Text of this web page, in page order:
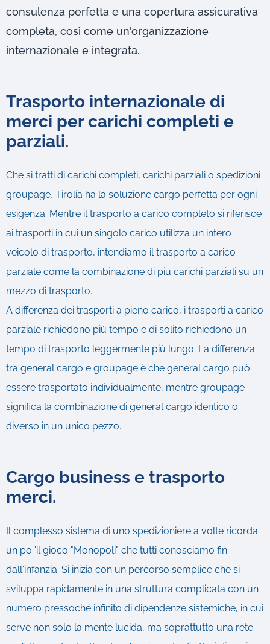
consulenza perfetta e una copertura assicurativa
completa, così come un'organizzazione
internazionale e integrata.
Trasporto internazionale di
merci per carichi completi e
parziali.
Che si tratti di carichi completi, carichi parziali o spedizioni
groupage, Tirolia ha la soluzione cargo perfetta per ogni
esigenza. Mentre il trasporto a carico completo si riferisce
ai trasporti in cui un singolo carico utilizza un intero
veicolo di trasporto, intendiamo il trasporto a carico
parziale come la combinazione di più carichi parziali su un
mezzo di trasporto.
A differenza dei trasporti a pieno carico, i trasporti a carico
parziale richiedono più tempo e di solito richiedono un
tempo di trasporto leggermente più lungo. La differenza
tra general cargo e groupage è che general cargo può
essere trasportato individualmente, mentre groupage
significa la combinazione di general cargo identico o
diverso in un unico pezzo.
Cargo business e trasporto
merci.
Il complesso sistema di uno spedizioniere a volte ricorda
un po 'il gioco "Monopoli" che tutti conosciamo fin
dall'infanzia. Si inizia con un percorso semplice che si
sviluppa rapidamente in una struttura complicata con un
numero pressoché infinito di dipendenze sistemiche, in cui
serve non solo la mente lucida, ma soprattutto una rete